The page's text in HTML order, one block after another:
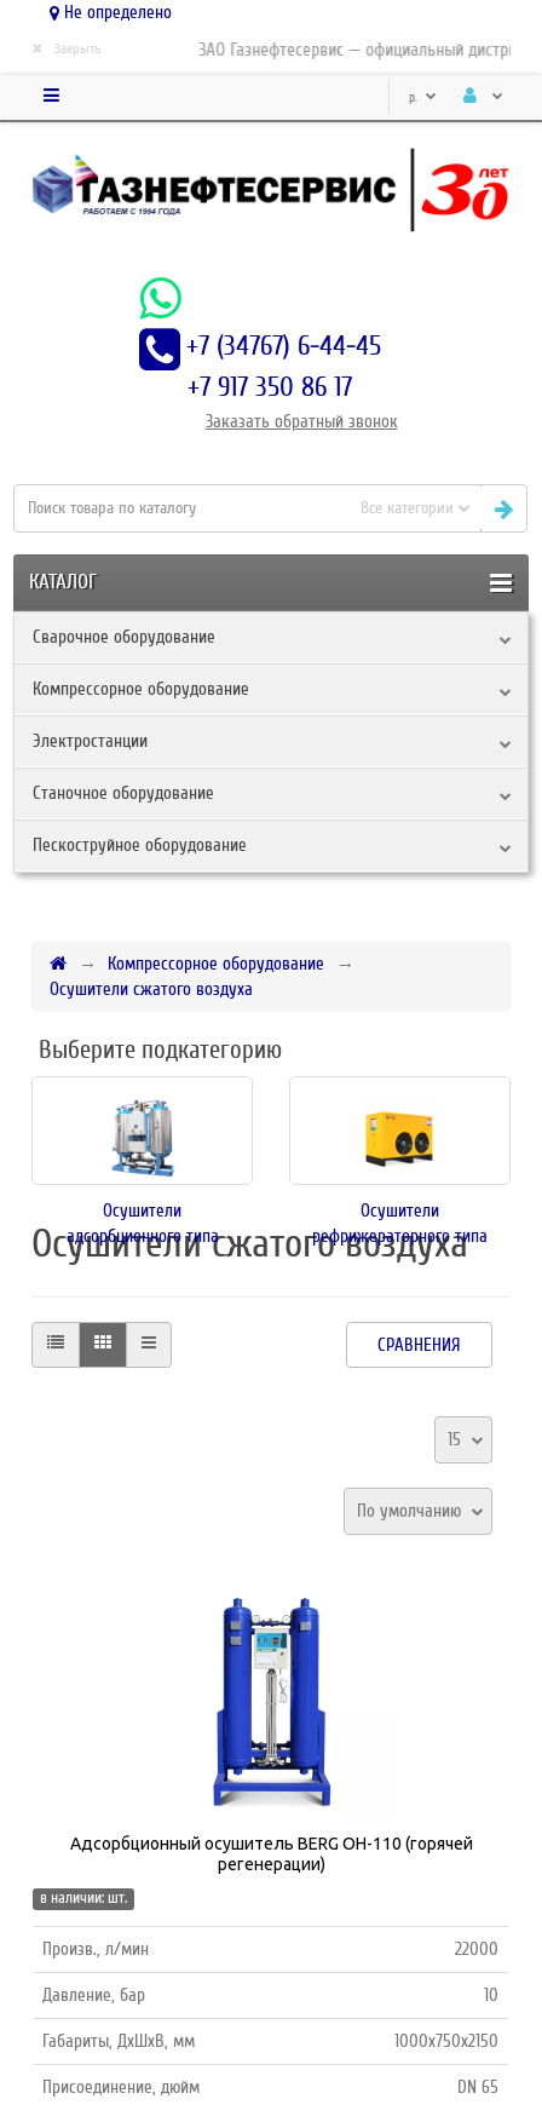
Не определено
ЗАО Газнефтесервис — официальный
× Закрыть
р.
+7 (34767) 6-44-45
+7 917 350 86 17
Заказать обратный звонок
Все категории
КАТАЛОГ
Сварочное оборудование
Компрессорное оборудование
Электростанции
Станочное оборудование
Пескоструйное оборудование
Компрессорное оборудование
Осушители сжатого воздуха
Выберите подкатегорию
Осушители
адсорбционного типа
Осушители
рефрижераторного типа
Осушители сжатого воздуха
СРАВНЕНИЯ
15
По умолчанию
Адсорбционный осушитель BERG ОH-110 (горячей
регенерации)
в наличии: шт.
Произв., л/мин 22000
Давление, бар 10
Габариты, ДхШхВ, мм 1000х750х2150
Присоединение, дюйм DN 65